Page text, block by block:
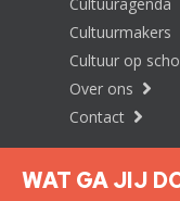
Cultuurmakers
Cultuur op
Over ons
Contact
WAT GA JIJ